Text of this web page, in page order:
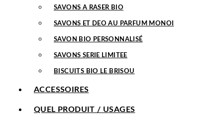
SAVONS A RASER BIO
SAVONS ET DEO AU PARFUM MONOI
SAVON BIO PERSONNALISÉ
SAVONS SERIE LIMITEE
BISCUITS BIO LE BRISOU
ACCESSOIRES
QUEL PRODUIT / USAGES